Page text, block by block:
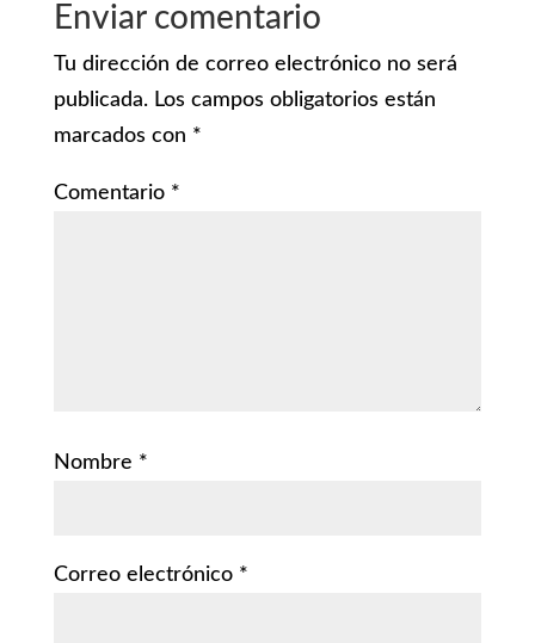
Enviar comentario
Tu dirección de correo electrónico no será
publicada. Los campos obligatorios están
marcados con *
Comentario *
Nombre *
Correo electrónico *